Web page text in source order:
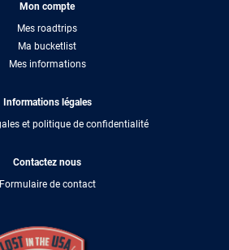
Mon compte
Mes roadtrips
Ma bucketlist
Mes informations
Informations légales
et politique de confidentialité
Contactez nous
Formulaire de contact